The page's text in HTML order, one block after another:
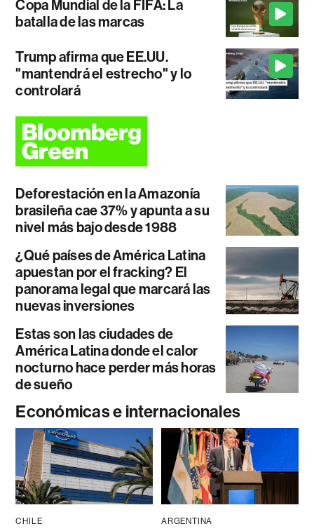
Copa Mundial de la FIFA: La
batalla de las marcas
Trump afirma que EE.UU.
"mantendrá el estrecho" y lo
controlará
Deforestación en la Amazonía
brasileña cae 37% y apunta a su
nivel más bajo desde 1988
¿Qué países de América Latina
apuestan por el fracking? El
panorama legal que marcará las
nuevas inversiones
Estas son las ciudades de
América Latina donde el calor
nocturno hace perder más horas
de sueño
Económicas e internacionales
CHILE ARGENTINA